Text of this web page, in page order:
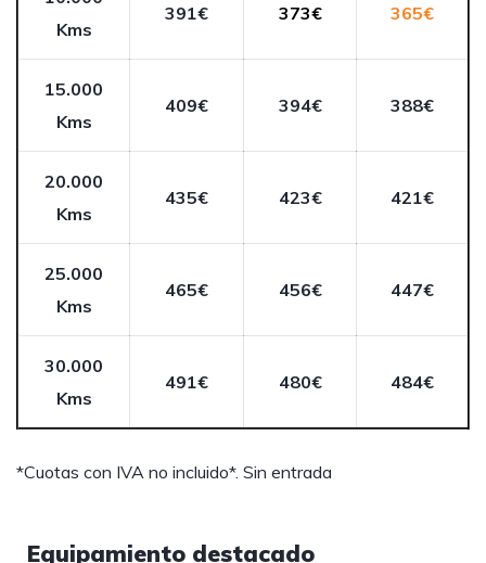
Kms
391€ 373€ 365€
15.000
Kms
409€ 394€ 388€
20.000
Kms
435€ 423€ 421€
25.000
Kms
465€ 456€ 447€
30.000
Kms
491€ 480€ 484€
*Cuotas con IVA no incluido*. Sin entrada
Equipamiento destacado